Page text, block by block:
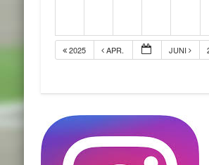
2025 APR. JUNI